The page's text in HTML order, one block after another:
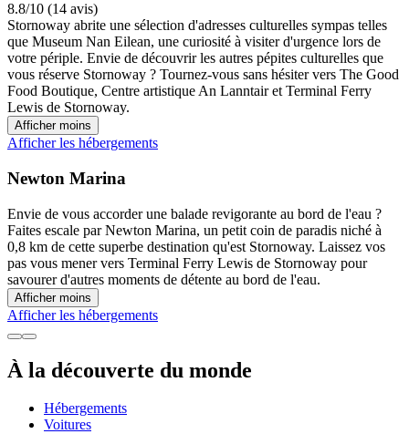
8.8/10 (14 avis)
Stornoway abrite une sélection d'adresses culturelles sympas telles
que Museum Nan Eilean, une curiosité à visiter d'urgence lors de
votre périple. Envie de découvrir les autres pépites culturelles que
vous réserve Stornoway ? Tournez-vous sans hésiter vers The Good
Food Boutique, Centre artistique An Lanntair et Terminal Ferry
Lewis de Stornoway.
Afficher moins
Afficher les hébergements
Newton Marina
Envie de vous accorder une balade revigorante au bord de l'eau ?
Faites escale par Newton Marina, un petit coin de paradis niché à
0,8 km de cette superbe destination qu'est Stornoway. Laissez vos
pas vous mener vers Terminal Ferry Lewis de Stornoway pour
savourer d'autres moments de détente au bord de l'eau.
Afficher moins
Afficher les hébergements
À la découverte du monde
Hébergements
Voitures